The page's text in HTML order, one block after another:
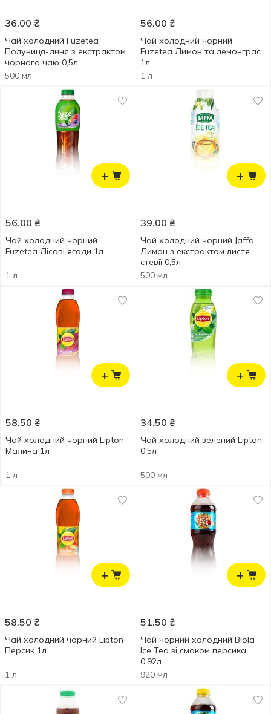
36.00 ₴
Чай холодний Fuzetea
Полуниця-диня з екстрактом
чорного чаю 0,5л
500 мл
56.00 ₴
Чай холодний чорний
Fuzetea Лимон та лемонграс
1л
1 л
+
56.00 ₴
Чай холодний чорний
Fuzetea Лісові ягоди 1л
1 л
+
39.00 ₴
Чай холодний чорний Jaffa
Лимон з екстрактом листя
стевії 0,5л
500 мл
+
58.50 ₴
Чай холодний чорний Lipton
Малина 1л
1 л
+
34.50 ₴
Чай холодний зелений Lipton
0,5л
500 мл
+
58.50 ₴
Чай холодний чорний Lipton
Персик 1л
1 л
+
51.50 ₴
Чай чорний холодний Biola
Ice Tea зі смаком персика
0,92л
920 мл